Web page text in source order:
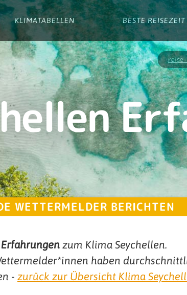
KLIMATABELLEN BESTE REISEZEIT
WETTERMELDER BERICHTEN
Erfahrungen zum Klima Seychellen.
haben
- zurück zur Übersicht Klima